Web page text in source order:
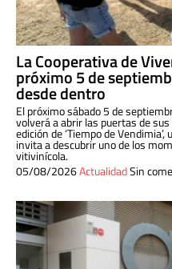
La Cooperativa de
próximo 5 de
desde dentro
El próximo sábado 5 de
volverá a abrir las puertas de
edición de ‘Tiempo de
invita a descubrir uno de los
vitivinícola.
05/08/2026ActualidadSin